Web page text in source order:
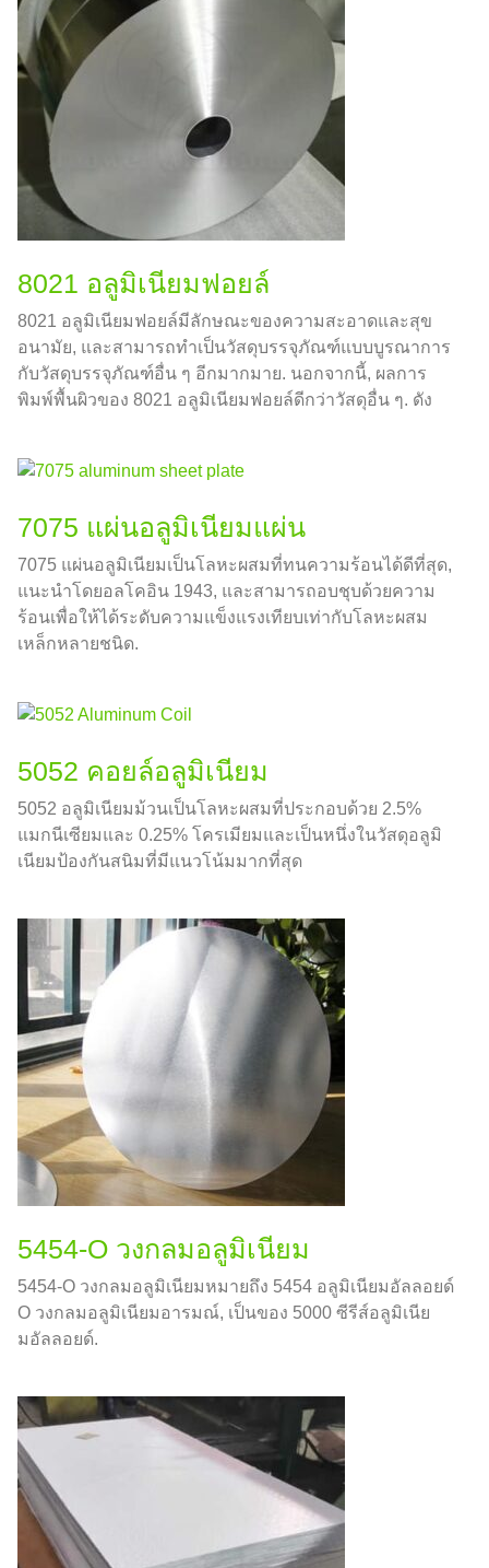
8021 อลูมิเนียมฟอยล์
8021 อลูมิเนียมฟอยล์มีลักษณะของความสะอาดและสุข
อนามัย, และสามารถทําเป็นวัสดุบรรจุภัณฑ์แบบบูรณาการ
กับวัสดุบรรจุภัณฑ์อื่น ๆ อีกมากมาย. นอกจากนี้, ผลการ
พิมพ์พื้นผิวของ 8021 อลูมิเนียมฟอยล์ดีกว่าวัสดุอื่น ๆ. ดัง
7075 แผ่นอลูมิเนียมแผ่น
7075 แผ่นอลูมิเนียมเป็นโลหะผสมที่ทนความร้อนได้ดีที่สุด,
แนะนำโดยอลโคอิน 1943, และสามารถอบชุบด้วยความ
ร้อนเพื่อให้ได้ระดับความแข็งแรงเทียบเท่ากับโลหะผสม
เหล็กหลายชนิด.
5052 คอยล์อลูมิเนียม
5052 อลูมิเนียมม้วนเป็นโลหะผสมที่ประกอบด้วย 2.5%
แมกนีเซียมและ 0.25% โครเมียมและเป็นหนึ่งในวัสดุอลูมิ
เนียมป้องกันสนิมที่มีแนวโน้มมากที่สุด
5454-O วงกลมอลูมิเนียม
5454-O วงกลมอลูมิเนียมหมายถึง 5454 อลูมิเนียมอัลลอยด์
O วงกลมอลูมิเนียมอารมณ์, เป็นของ 5000 ซีรีส์อลูมิเนีย
มอัลลอยด์.